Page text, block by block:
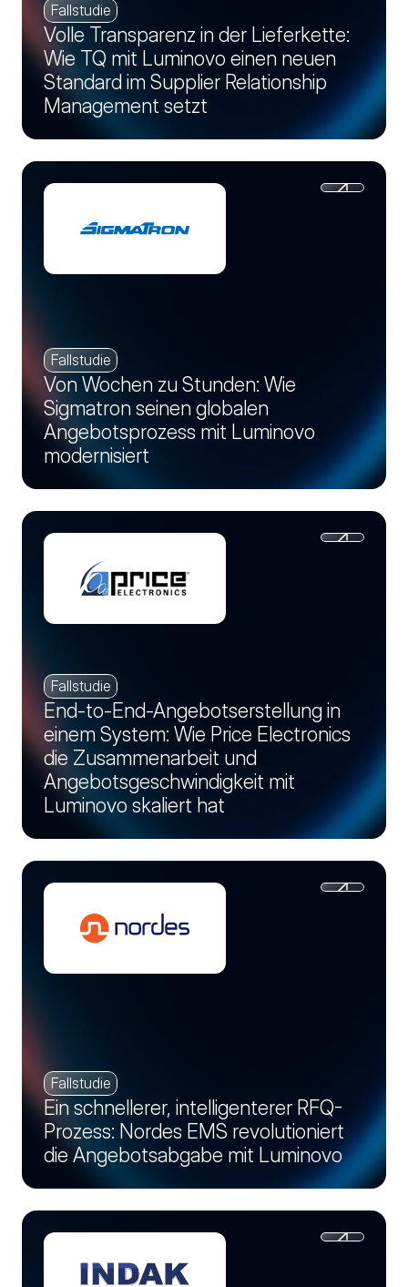
Fallstudie
Volle Transparenz in der Lieferkette:
Wie TQ mit Luminovo einen neuen
Standard im Supplier Relationship
Management setzt
Fallstudie
Von Wochen zu Stunden: Wie
Sigmatron seinen globalen
Angebotsprozess mit Luminovo
modernisiert
Fallstudie
End-to-End-Angebotserstellung in
einem System: Wie Price Electronics
die Zusammenarbeit und
Angebotsgeschwindigkeit mit
Luminovo skaliert hat
Fallstudie
Ein schnellerer, intelligenterer RFQ-
Prozess: Nordes EMS revolutioniert
die Angebotsabgabe mit Luminovo